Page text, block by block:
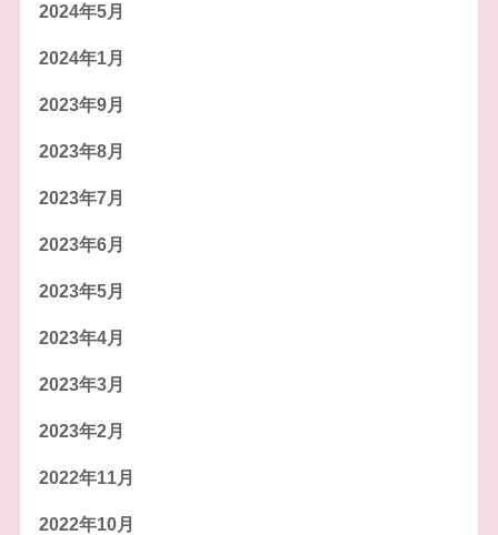
2024年5月
2024年1月
2023年9月
2023年8月
2023年7月
2023年6月
2023年5月
2023年4月
2023年3月
2023年2月
2022年11月
2022年10月